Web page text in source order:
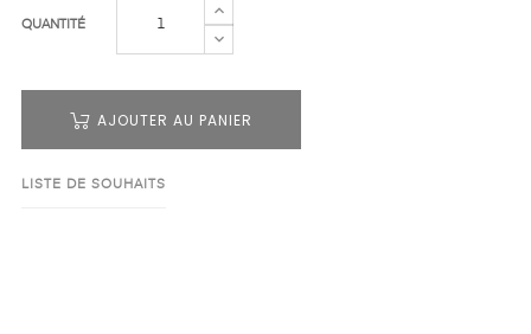
QUANTITÉ
AJOUTER AU PANIER
LISTE DE SOUHAITS